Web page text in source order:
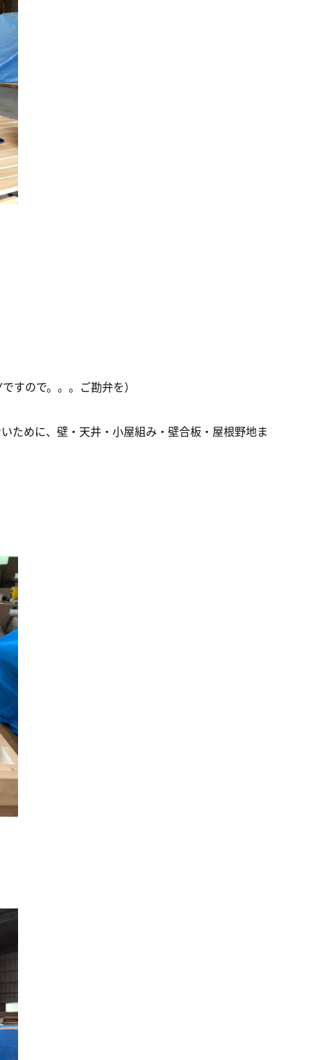
すので。。。ご勘弁を）
ために、壁・天井・小屋組み・壁合板・屋根野地ま